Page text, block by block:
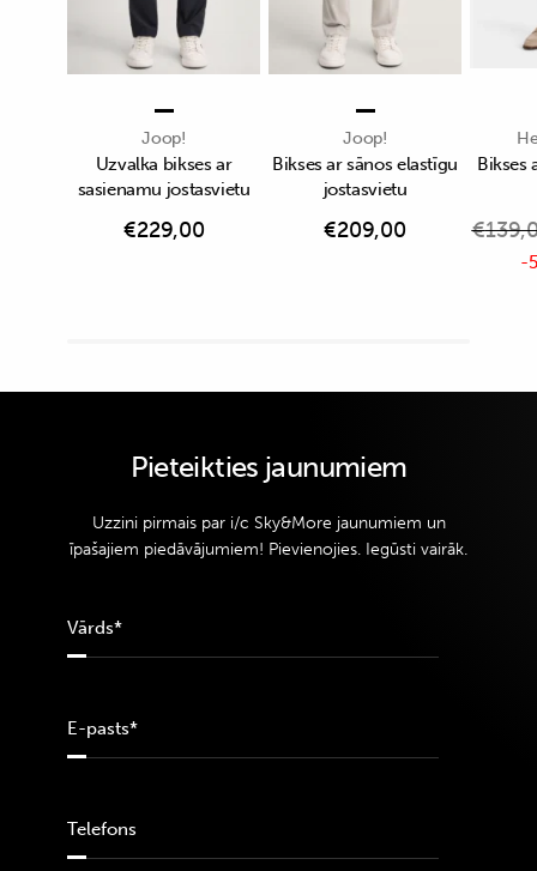
Joop!
Uzvalka bikses ar
sasienamu jostasvietu
€229,00
Joop!
Bikses ar sānos elastīgu
jostasvietu
€209,00
Bikses
€
-
Pieteikties jaunumiem
Uzzini pirmais par i/c Sky&More jaunumiem un
īpašajiem piedāvājumiem! Pievienojies. Iegūsti vairāk.